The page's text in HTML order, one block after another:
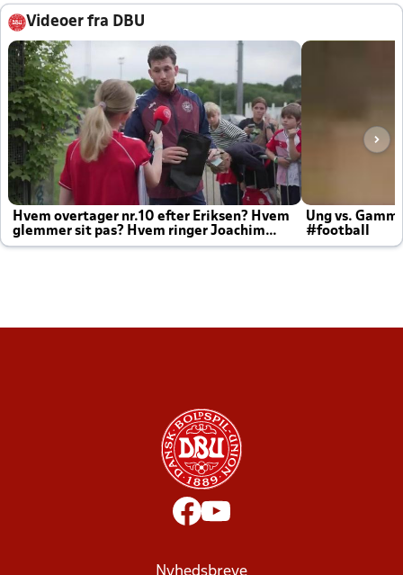
Videoer fra DBU
Hvem overtager nr.10 efter Eriksen? Hvem
glemmer sit pas? Hvem ringer Joachim
altid til efter kampe?
Ung vs.
#football
Nyhedsbreve